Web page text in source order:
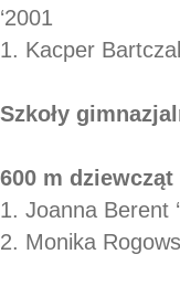
‘2001
1. Kacper
Szkoły
600 m dziewcząt
1. Joanna Berent
2. Monika